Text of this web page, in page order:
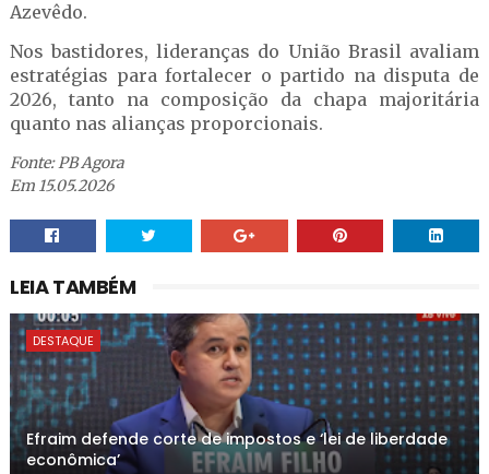
Azevêdo.
Nos bastidores, lideranças do União Brasil avaliam
estratégias para fortalecer o partido na disputa de
2026, tanto na composição da chapa majoritária
quanto nas alianças proporcionais.
Fonte: PB Agora
Em 15.05.2026
LEIA TAMBÉM
DESTAQUE
Efraim defende corte de impostos e ‘lei de liberdade
econômica’